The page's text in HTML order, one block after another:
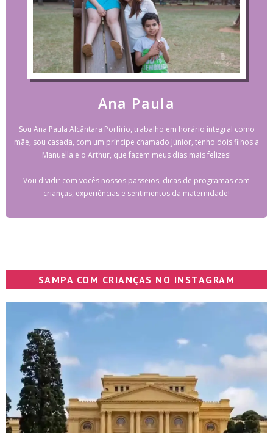
Ana Paula
Sou Ana Paula Alcântara Porfírio, trabalho em horário integral como
mãe, sou casada, com um príncipe chamado Júnior, tenho dois filhos a
Manuella e o Arthur, que fazem meus dias mais felizes!
Vou dividir com vocês nossos passeios, dicas de programas com
crianças, experiências e sentimentos da maternidade!
SAMPA COM CRIANÇAS NO INSTAGRAM